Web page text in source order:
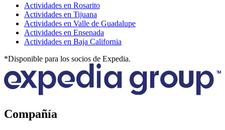
Actividades en Rosarito
Actividades en Tijuana
Actividades en Valle de Guadalupe
Actividades en Ensenada
Actividades en Baja California
*Disponible para los socios de Expedia.
Compañía